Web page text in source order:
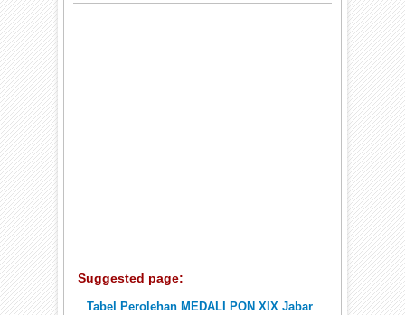
Suggested page:
Tabel Perolehan MEDALI PON XIX Jabar